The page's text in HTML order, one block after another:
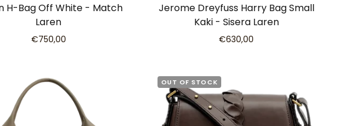
H-Bag Off White - Match
Laren
€750,00
Jerome Dreyfuss Harry Bag Small
Kaki - Sisera Laren
€630,00
OUT OF STOCK